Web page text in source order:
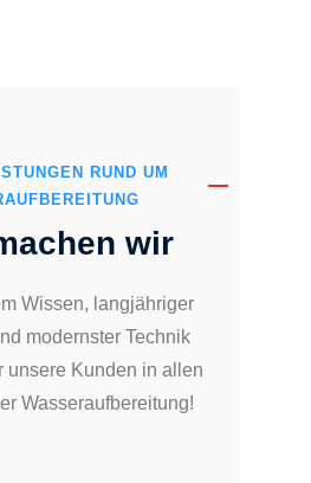
RUND UM
wir
Wissen, langjähriger
modernster Technik
unsere Kunden in allen
Wasseraufbereitung!